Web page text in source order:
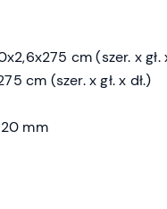
cm (szer. x gł.
cm (szer. x gł. x dł.)
20 mm